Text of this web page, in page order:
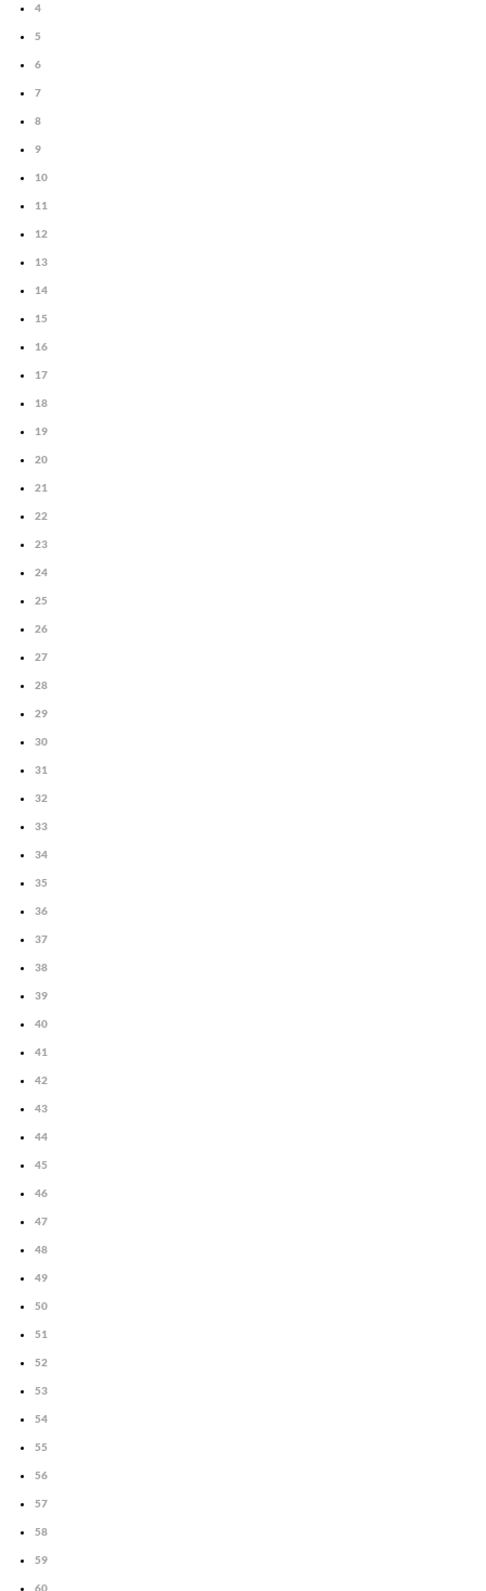
4
5
6
7
8
9
10
11
12
13
14
15
16
17
18
19
20
21
22
23
24
25
26
27
28
29
30
31
32
33
34
35
36
37
38
39
40
41
42
43
44
45
46
47
48
49
50
51
52
53
54
55
56
57
58
59
60